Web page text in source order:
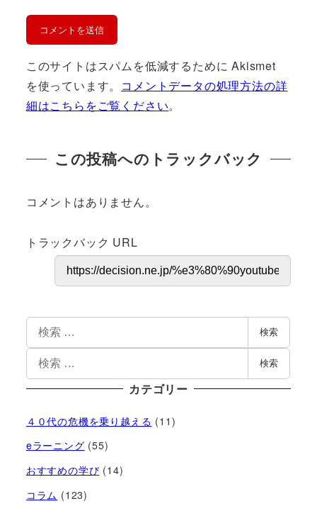
このサイトはスパムを低減するために Akismet
を使っています。 コメントデータの処理方法の詳
細はこちらをご覧ください。
この投稿へのトラックバック
コメントはありません。
トラックバック URL
検索
検索
カテゴリー
４０代の危機を乗り越える (11)
eラーニング (55)
おすすめの学び (14)
コラム (123)